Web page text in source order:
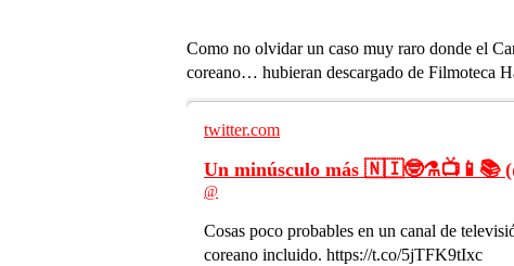
Como no olvidar un caso muy raro donde el
coreano… hubieran descargado de Filmoteca
twitter.com
Un minúsculo más 🇳🇮🤓⚗️📺📱📚
@
Cosas poco probables en un canal de
coreano incluido. https://t.co/5jTFK9tIxc